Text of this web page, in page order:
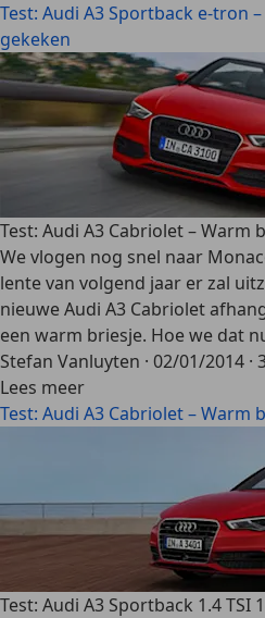
Test: Audi A3 Sportback e-tron
gekeken
Test: Audi A3 Cabriolet – Warm
We vlogen nog snel naar
lente van volgend jaar er zal
nieuwe Audi A3 Cabriolet
een warm briesje. Hoe we dat
Stefan Vanluyten · 02/01/2014 ·
Lees meer
Test: Audi A3 Cabriolet – Warm
Test: Audi A3 Sportback 1.4 TSI